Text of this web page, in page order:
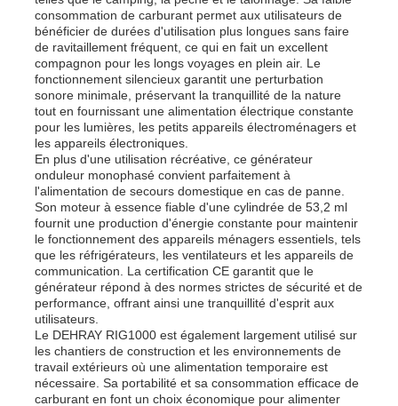
consommation de carburant permet aux utilisateurs de
bénéficier de durées d'utilisation plus longues sans faire
de ravitaillement fréquent, ce qui en fait un excellent
compagnon pour les longs voyages en plein air. Le
fonctionnement silencieux garantit une perturbation
sonore minimale, préservant la tranquillité de la nature
tout en fournissant une alimentation électrique constante
pour les lumières, les petits appareils électroménagers et
les appareils électroniques.
En plus d'une utilisation récréative, ce générateur
onduleur monophasé convient parfaitement à
l'alimentation de secours domestique en cas de panne.
Son moteur à essence fiable d'une cylindrée de 53,2 ml
fournit une production d'énergie constante pour maintenir
le fonctionnement des appareils ménagers essentiels, tels
que les réfrigérateurs, les ventilateurs et les appareils de
communication. La certification CE garantit que le
générateur répond à des normes strictes de sécurité et de
performance, offrant ainsi une tranquillité d'esprit aux
utilisateurs.
Le DEHRAY RIG1000 est également largement utilisé sur
les chantiers de construction et les environnements de
travail extérieurs où une alimentation temporaire est
nécessaire. Sa portabilité et sa consommation efficace de
carburant en font un choix économique pour alimenter